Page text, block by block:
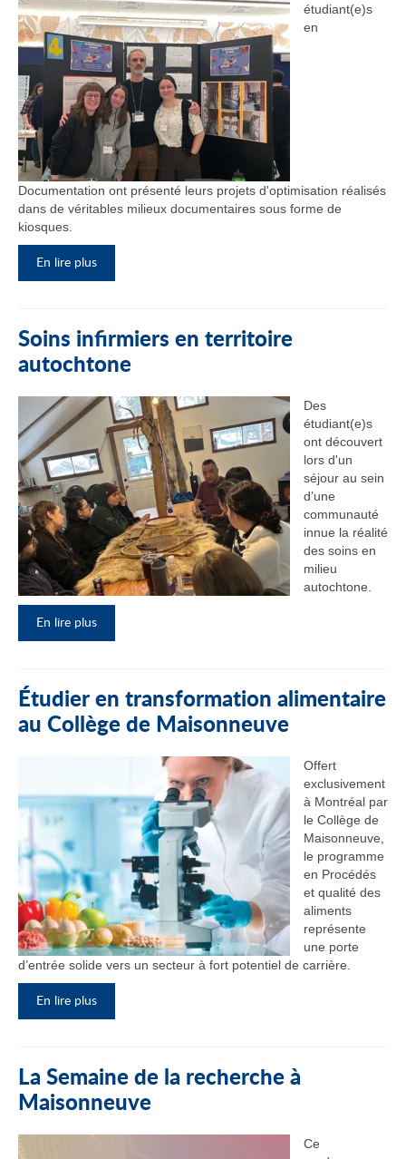
étudiant(e)s
en
Documentation ont présenté leurs projets d'optimisation réalisés
dans de véritables milieux documentaires sous forme de
kiosques.
En lire plus
Soins infirmiers en territoire
autochtone
Des
étudiant(e)s
ont découvert
lors d'un
séjour au sein
d’une
communauté
innue la réalité
des soins en
milieu
autochtone.
En lire plus
Étudier en transformation alimentaire
au Collège de Maisonneuve
Offert
exclusivement
à Montréal par
le Collège de
Maisonneuve,
le programme
en Procédés
et qualité des
aliments
représente
une porte
d’entrée solide vers un secteur à fort potentiel de carrière.
En lire plus
La Semaine de la recherche à
Maisonneuve
Ce